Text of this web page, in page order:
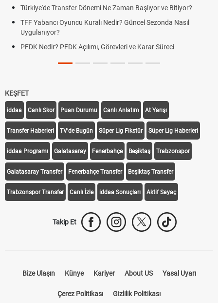
Türkiye'de Transfer Dönemi Ne Zaman Başlıyor ve Bitiyor?
TFF Yabancı Oyuncu Kuralı Nedir? Güncel Sezonda Nasıl
Uygulanıyor?
PFDK Nedir? PFDK Açılımı, Görevleri ve Karar Süreci
KEŞFET
iddaa Canlı Skor Puan Durumu Canlı Anlatım At Yarışı
Transfer Haberleri TV'de Bugün Süper Lig Fikstür Süper Lig Haberleri
iddaa Programı Galatasaray Fenerbahçe Beşiktaş Trabzonspor
Galatasaray Transfer Fenerbahçe Transfer Beşiktaş Transfer
Trabzonspor Transfer Canlı İzle iddaa Sonuçları Aktif Sayaç
Takip Et
Bize Ulaşın Künye Kariyer About US Yasal Uyarı
Çerez Politikası Gizlilik Politikası